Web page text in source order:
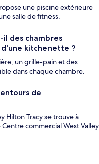
une piscine extérieure
salle de fitness.
des chambres
d'une kitchenette ?
un grille-pain et des
dans chaque chambre.
de
Hilton Tracy se trouve à
commercial West Valley